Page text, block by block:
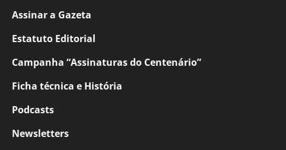
Assinar a Gazeta
Estatuto Editorial
Campanha “Assinaturas do Centenário”
Ficha técnica e História
Podcasts
Newsletters